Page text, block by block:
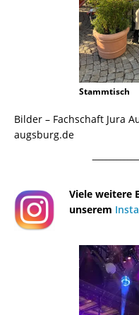
Stammtisch
Bilder – Fachschaft Jura
augsburg.de
Viele weitere
unserem